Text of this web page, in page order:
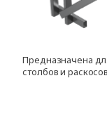
Предназначена
столбов и